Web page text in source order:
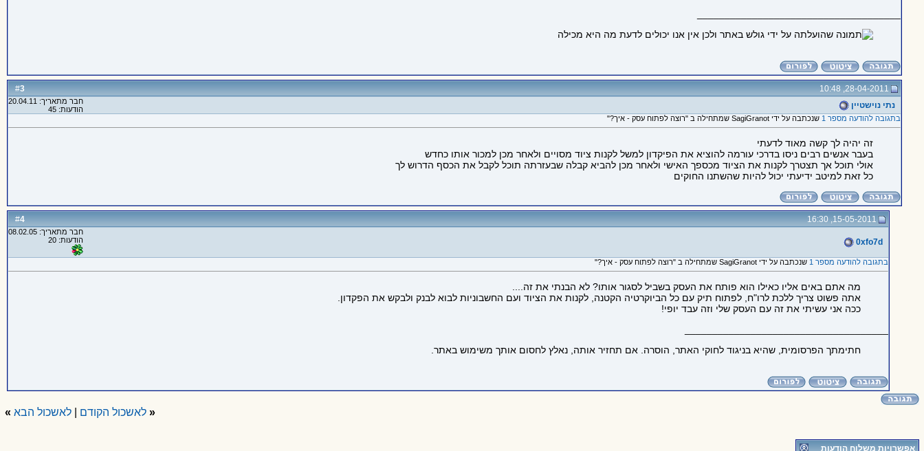
#
3
28-04-2011, 10:48
נתי נוישטיין
חבר מתאריך: 20.04.11
הודעות: 45
בתגובה להודעה מספר 1
שנכתבה על ידי SagiGranot שמתחילה ב "רוצה לפתוח עסק - איך?"
זה יהיה לך קשה מאוד לדעתי
בעבר אנשים רבים ניסו בדרכי עורמה להוציא את הפיקדון למשל לקנות ציוד מסויים ולאחר מכן למכור אותו כחדש
אולי תוכל אך תצטרך לקנות את הציוד מכספך האישי ולאחר מכן להביא קבלה שבעזרתה תוכל לקבל את הכסף הדרוש לך
כל זאת למיטב ידיעתי יכול להיות שהשתנו החוקים
#
4 15-05-2011, 16:30
0xfo7d
חבר מתאריך: 08.02.05
הודעות: 20
בתגובה להודעה מספר 1 שנכתבה על ידי SagiGranot שמתחילה ב "רוצה לפתוח עסק - איך?"
מה אתם באים אליו כאילו הוא פותח את העסק בשביל לסגור אותו? לא הבנתי את זה....
אתה פשוט צריך ללכת לרו"ח, לפתוח תיק עם כל הביוקרטיה הקטנה, לקנות את הציוד ועם החשבוניות לבוא לבנק ולבקש את הפקדון.
ככה אני עשיתי את זה עם העסק שלי וזה עבד יופי!
חתימתך הפרסומית, שהיא בניגוד לחוקי האתר, הוסרה. אם תחזיר אותה, נאלץ לחסום אותך משימוש באתר.
« לאשכול הקודם |לאשכול הבא »
אפשרויות משלוח הודעות